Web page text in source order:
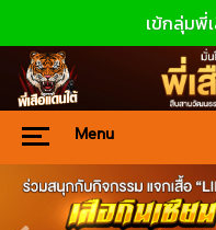
เข้กลุ่มพี่
Menu